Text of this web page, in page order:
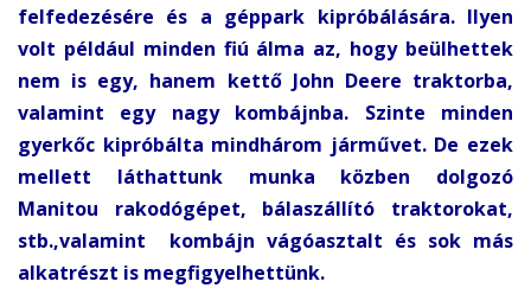
felfedezésére és a géppark kipróbálására. Ilyen
volt például minden fiú álma az, hogy beülhettek
nem is egy, hanem kettő John Deere traktorba,
valamint egy nagy kombájnba. Szinte minden
gyerkőc kipróbálta mindhárom járművet. De ezek
mellett láthattunk munka közben dolgozó
Manitou rakodógépet, bálaszállító traktorokat,
stb.,valamint kombájn vágóasztalt és sok más
alkatrészt is megfigyelhettünk.